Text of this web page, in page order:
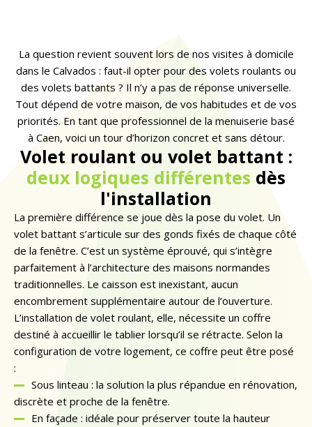
La question revient souvent lors de nos visites à domicile
dans le Calvados : faut-il opter pour des volets roulants ou
des volets battants ? Il n’y a pas de réponse universelle.
Tout dépend de votre maison, de vos habitudes et de vos
priorités. En tant que professionnel de la menuiserie basé
à Caen, voici un tour d’horizon concret et sans détour.
Volet roulant ou volet battant :
deux logiques différentes dès
l'installation
La première différence se joue dès la pose du volet. Un
volet battant s’articule sur des gonds fixés de chaque côté
de la fenêtre. C’est un système éprouvé, qui s’intègre
parfaitement à l’architecture des maisons normandes
traditionnelles. Le caisson est inexistant, aucun
encombrement supplémentaire autour de l’ouverture.
L’installation de volet roulant, elle, nécessite un coffre
destiné à accueillir le tablier lorsqu’il se rétracte. Selon la
configuration de votre logement, ce coffre peut être posé
:
Sous linteau : la solution la plus répandue en rénovation,
discrète et proche de la fenêtre.
En façade : idéale pour préserver toute la hauteur